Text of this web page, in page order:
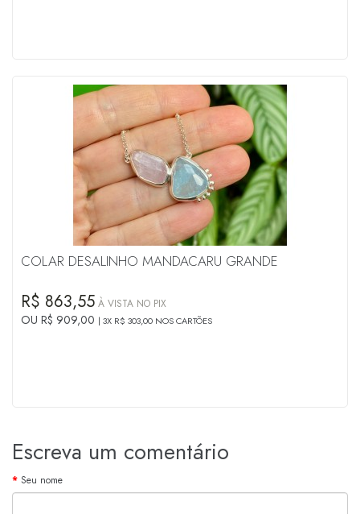
COLAR DESALINHO MANDACARU GRANDE
R$ 863,55 À VISTA NO PIX
OU R$ 909,00 3X R$ 303,00 NOS CARTÕES
Escreva um comentário
Seu nome